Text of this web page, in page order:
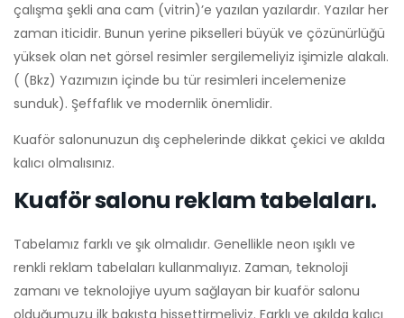
çalışma şekli ana cam (vitrin)’e yazılan yazılardır. Yazılar her
zaman iticidir. Bunun yerine pikselleri büyük ve çözünürlüğü
yüksek olan net görsel resimler sergilemeliyiz işimizle alakalı.
( (Bkz) Yazımızın içinde bu tür resimleri incelemenize
sunduk). Şeffaflık ve modernlik önemlidir.
Kuaför salonunuzun dış cephelerinde dikkat çekici ve akılda
kalıcı olmalısınız.
Kuaför salonu reklam tabelaları.
Tabelamız farklı ve şık olmalıdır. Genellikle neon ışıklı ve
renkli reklam tabelaları kullanmalıyız. Zaman, teknoloji
zamanı ve teknolojiye uyum sağlayan bir kuaför salonu
olduğumuzu ilk bakışta hissettirmeliyiz. Farklı ve akılda kalıcı